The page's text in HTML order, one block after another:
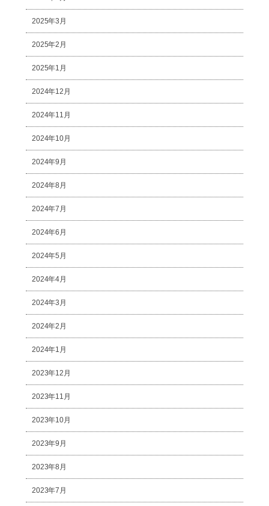
2025年3月
2025年2月
2025年1月
2024年12月
2024年11月
2024年10月
2024年9月
2024年8月
2024年7月
2024年6月
2024年5月
2024年4月
2024年3月
2024年2月
2024年1月
2023年12月
2023年11月
2023年10月
2023年9月
2023年8月
2023年7月